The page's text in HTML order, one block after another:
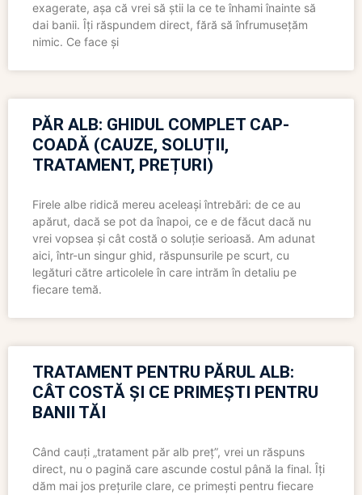
exagerate, așa că vrei să știi la ce te înhami înainte să
dai banii. Îți răspundem direct, fără să înfrumusețăm
nimic. Ce face și
PĂR ALB: GHIDUL COMPLET CAP-
COADĂ (CAUZE, SOLUȚII,
TRATAMENT, PREȚURI)
Firele albe ridică mereu aceleași întrebări: de ce au
apărut, dacă se pot da înapoi, ce e de făcut dacă nu
vrei vopsea și cât costă o soluție serioasă. Am adunat
aici, într-un singur ghid, răspunsurile pe scurt, cu
legături către articolele în care intrăm în detaliu pe
fiecare temă.
TRATAMENT PENTRU PĂRUL ALB:
CÂT COSTĂ ȘI CE PRIMEȘTI PENTRU
BANII TĂI
Când cauți „tratament păr alb preț”, vrei un răspuns
direct, nu o pagină care ascunde costul până la final. Îți
dăm mai jos prețurile clare, ce primești pentru fiecare